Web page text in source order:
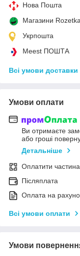
Нова Пошта
Магазини Rozetka
Укрпошта
Meest ПОШТА
Всі умови доставки
Умови оплати
Ви отримаєте
або гроші
Детальніше
Оплатити
Післяплата
Оплата на
Всі умови оплати
Умови